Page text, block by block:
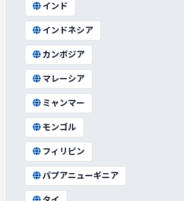
インド
インドネシア
カンボジア
マレーシア
ミャンマー
モンゴル
フィリピン
パプアニューギニア